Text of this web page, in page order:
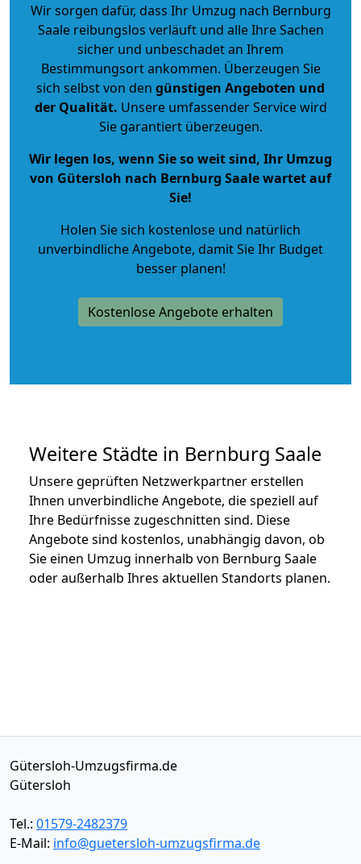
Wir sorgen dafür, dass Ihr Umzug nach Bernburg
Saale reibungslos verläuft und alle Ihre Sachen
sicher und unbeschadet an Ihrem
Bestimmungsort ankommen. Überzeugen Sie
sich selbst von den günstigen Angeboten und
der Qualität. Unsere umfassender Service wird
Sie garantiert überzeugen.
Wir legen los, wenn Sie so weit sind, Ihr Umzug
von Gütersloh nach Bernburg Saale wartet auf
Sie!
Holen Sie sich kostenlose und natürlich
unverbindliche Angebote, damit Sie Ihr Budget
besser planen!
Kostenlose Angebote erhalten
Weitere Städte in Bernburg Saale
Unsere geprüften Netzwerkpartner erstellen
Ihnen unverbindliche Angebote, die speziell auf
Ihre Bedürfnisse zugeschnitten sind. Diese
Angebote sind kostenlos, unabhängig davon, ob
Sie einen Umzug innerhalb von Bernburg Saale
oder außerhalb Ihres aktuellen Standorts planen.
Gütersloh-Umzugsfirma.de
Gütersloh
Tel.: 01579-2482379
E-Mail: info@guetersloh-umzugsfirma.de